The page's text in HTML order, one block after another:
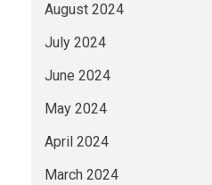
August 2024
July 2024
June 2024
May 2024
April 2024
March 2024